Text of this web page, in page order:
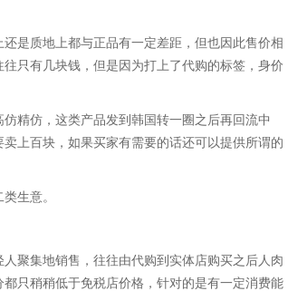
是质地上都与正品有一定差距，但也因此售价相
只有几块钱，但是因为打上了代购的标签，身价
精仿，这类产品发到韩国转一圈之后再回流中
上百块，如果买家有需要的话还可以提供所谓的
生意。
聚集地销售，往往由代购到实体店购买之后人肉
只稍稍低于免税店价格，针对的是有一定消费能